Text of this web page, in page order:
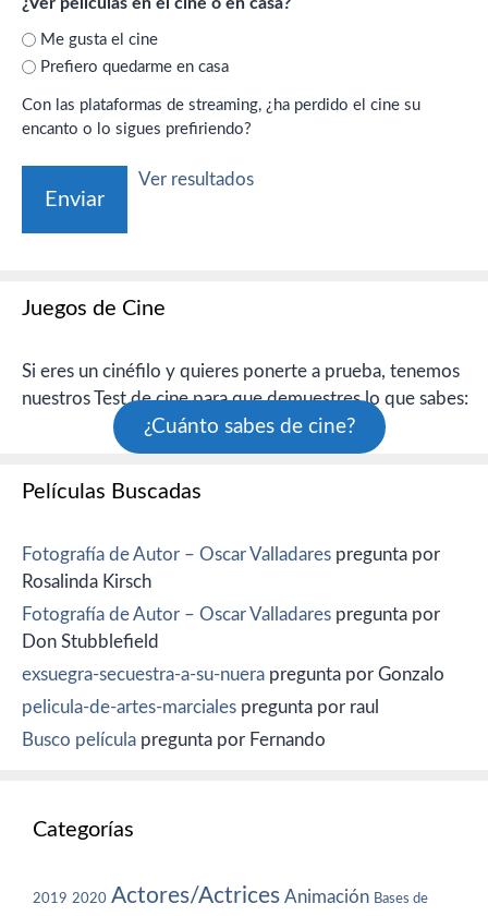
Me gusta el cine
Prefiero quedarme en casa
Con las plataformas de streaming, ¿ha perdido el cine su
encanto o lo sigues prefiriendo?
Ver resultados
Juegos de Cine
Si eres un cinéfilo y quieres ponerte a prueba, tenemos
nuestros Test de cine para que demuestres lo que sabes:
¿Cuánto sabes de cine?
Películas Buscadas
Fotografía de Autor – Oscar Valladares pregunta por
Rosalinda Kirsch
Fotografía de Autor – Oscar Valladares pregunta por
Don Stubblefield
exsuegra-secuestra-a-su-nuera pregunta por Gonzalo
pelicula-de-artes-marciales pregunta por raul
Busco película pregunta por Fernando
Categorías
2019 2020 Actores/Actrices Animación Bases de